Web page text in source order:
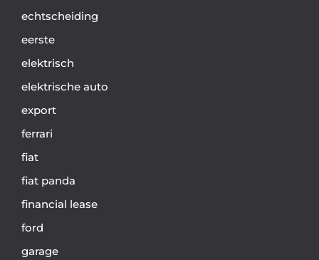
echtscheiding
eerste
elektrisch
elektrische auto
export
ferrari
fiat
fiat panda
financial lease
ford
garage